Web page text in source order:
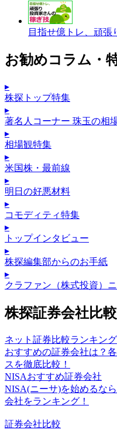
目指せ億トレ、頑張
お勧めコラム・
▸
株探トップ特集
▸
著名人コーナー 珠玉の相
▸
相場観特集
▸
米国株・最前線
▸
明日の好悪材料
▸
コモディティ特集
▸
トップインタビュー
▸
株探編集部からのお手紙
▸
クラファン（株式投資）
株探証券会社比較
ネット証券比較ランキング
おすすめの証券会社は？
スを徹底比較！
NISAおすすめ証券会社
NISA(ニーサ)を始めるな
会社をランキング！
証券会社比較